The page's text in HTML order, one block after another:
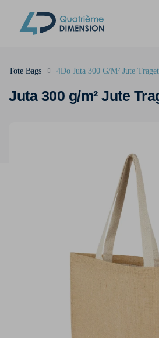
Juta 300 g/m² Jute
Tote Bags 4Do Juta 300 G/M² Jute